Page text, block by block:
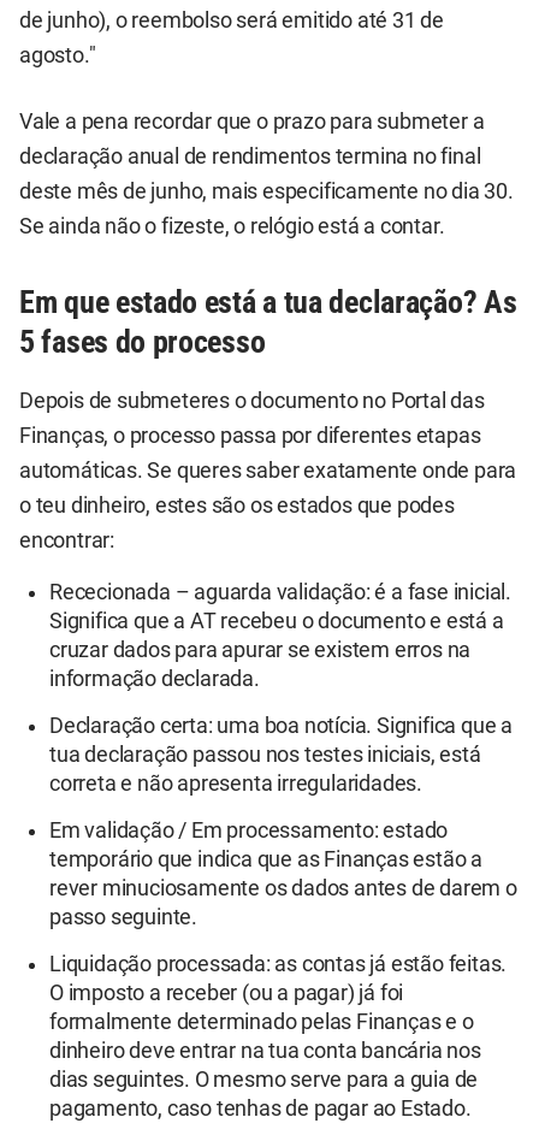
de junho), o reembolso será emitido até 31 de
agosto."
Vale a pena recordar que o prazo para submeter a
declaração anual de rendimentos termina no final
deste mês de junho, mais especificamente no dia 30.
Se ainda não o fizeste, o relógio está a contar.
Em que estado está a tua declaração? As
5 fases do processo
Depois de submeteres o documento no Portal das
Finanças, o processo passa por diferentes etapas
automáticas. Se queres saber exatamente onde para
o teu dinheiro, estes são os estados que podes
encontrar:
Rececionada – aguarda validação: é a fase inicial.
Significa que a AT recebeu o documento e está a
cruzar dados para apurar se existem erros na
informação declarada.
Declaração certa: uma boa notícia. Significa que a
tua declaração passou nos testes iniciais, está
correta e não apresenta irregularidades.
Em validação / Em processamento: estado
temporário que indica que as Finanças estão a
rever minuciosamente os dados antes de darem o
passo seguinte.
Liquidação processada: as contas já estão feitas.
O imposto a receber (ou a pagar) já foi
formalmente determinado pelas Finanças e o
dinheiro deve entrar na tua conta bancária nos
dias seguintes. O mesmo serve para a guia de
pagamento, caso tenhas de pagar ao Estado.